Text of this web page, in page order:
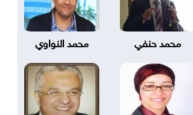
محمد حنفي محمد النواوي